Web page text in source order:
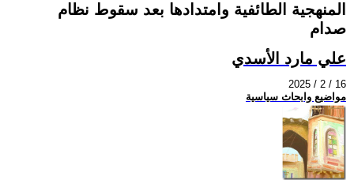
المنهجية الطائفية وامتدادها بعد سقوط نظام
صدام
علي مارد الأسدي
2025 / 2 / 16
مواضيع وابحاث سياسية